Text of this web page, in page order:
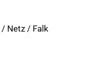
/ Netz / Falk